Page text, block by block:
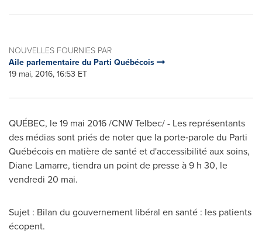
NOUVELLES FOURNIES PAR
Aile parlementaire du Parti Québécois
19 mai, 2016, 16:53 ET
QUÉBEC, le 19 mai 2016 /CNW Telbec/ - Les représentants
des médias sont priés de noter que la porte‑parole du Parti
Québécois en matière de santé et d'accessibilité aux soins,
Diane Lamarre, tiendra un point de presse à 9 h 30, le
vendredi 20 mai.
Sujet : Bilan du gouvernement libéral en santé : les patients
écopent.